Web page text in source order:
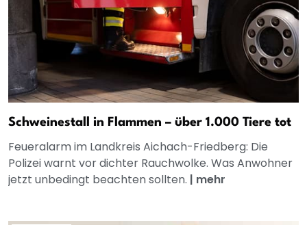
Schweinestall in Flammen – über 1.000 Tiere tot
Feueralarm im Landkreis Aichach-Friedberg: Die
Polizei warnt vor dichter Rauchwolke. Was Anwohner
jetzt unbedingt beachten sollten. | mehr